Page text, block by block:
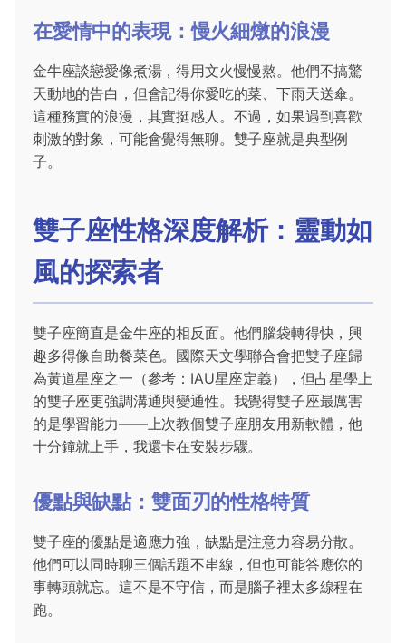
在愛情中的表現：慢火細燉的浪漫
金牛座談戀愛像煮湯，得用文火慢慢熬。他們不搞驚
天動地的告白，但會記得你愛吃的菜、下雨天送傘。
這種務實的浪漫，其實挺感人。不過，如果遇到喜歡
刺激的對象，可能會覺得無聊。雙子座就是典型例
子。
雙子座性格深度解析：靈動如
風的探索者
雙子座簡直是金牛座的相反面。他們腦袋轉得快，興
趣多得像自助餐菜色。國際天文學聯合會把雙子座歸
為黃道星座之一（參考： IAU星座定義），但占星學上
的雙子座更強調溝通與變通性。我覺得雙子座最厲害
的是學習能力——上次教個雙子座朋友用新軟體，他
十分鐘就上手，我還卡在安裝步驟。
優點與缺點：雙面刃的性格特質
雙子座的優點是適應力強，缺點是注意力容易分散。
他們可以同時聊三個話題不串線，但也可能答應你的
事轉頭就忘。這不是不守信，而是腦子裡太多線程在
跑。